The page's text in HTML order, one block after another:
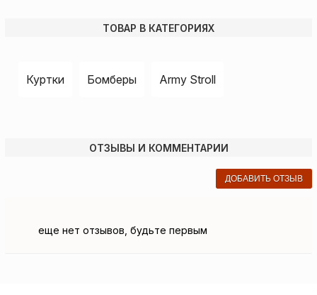
ТОВАР В КАТЕГОРИЯХ
Куртки Бомберы Army Stroll
ОТЗЫВЫ И КОММЕНТАРИИ
ДОБАВИТЬ ОТЗЫВ
еще нет отзывов, будьте первым